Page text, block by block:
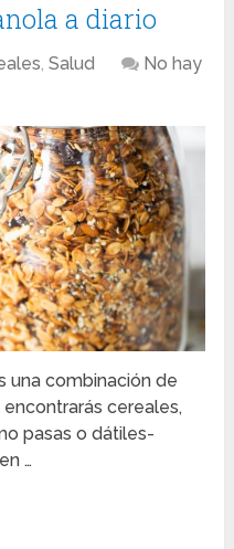
a diario
,Salud
No hay
una combinación de
cereales,
pasas o dátiles-
…